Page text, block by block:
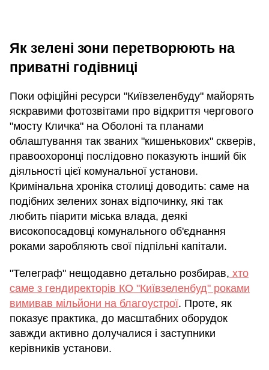
Як зелені зони перетворюють на
приватні годівниці
Поки офіційні ресурси "Київзеленбуду" майорять
яскравими фотозвітами про відкриття чергового
"мосту Кличка" на Оболоні та планами
облаштування так званих "кишенькових" скверів,
правоохоронці послідовно показують інший бік
діяльності цієї комунальної установи.
Кримінальна хроніка столиці доводить: саме на
подібних зелених зонах відпочинку, які так
любить піарити міська влада, деякі
високопосадовці комунального об'єднання
роками заробляють свої підпільні капітали.
"Телеграф" нещодавно детально розбирав, хто
саме з гендиректорів КО "Київзеленбуд" роками
вимивав мільйони на благоустрої. Проте, як
показує практика, до масштабних оборудок
завжди активно долучалися і заступники
керівників установи.